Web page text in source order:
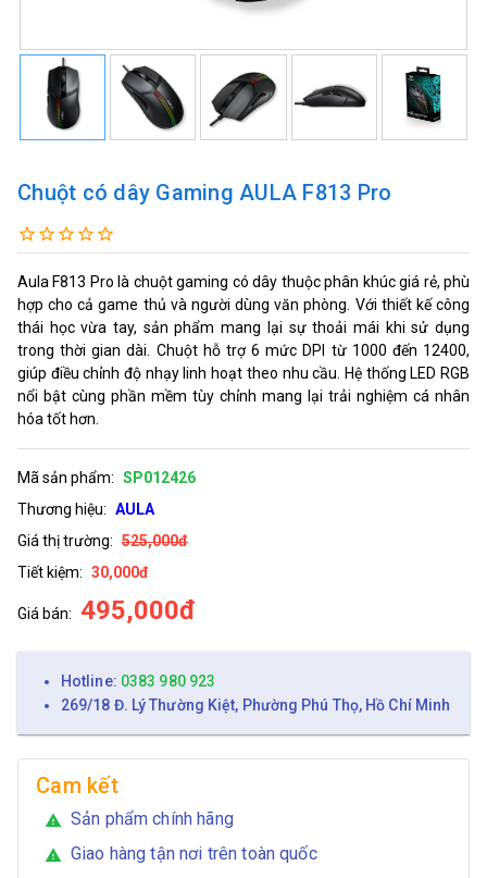
Chuột có dây Gaming AULA F813 Pro
Aula F813 Pro là chuột gaming có dây thuộc phân khúc giá rẻ, phù
hợp cho cả game thủ và người dùng văn phòng. Với thiết kế công
thái học vừa tay, sản phẩm mang lại sự thoải mái khi sử dụng
trong thời gian dài. Chuột hỗ trợ 6 mức DPI từ 1000 đến 12400,
giúp điều chỉnh độ nhạy linh hoạt theo nhu cầu. Hệ thống LED RGB
nổi bật cùng phần mềm tùy chỉnh mang lại trải nghiệm cá nhân
hóa tốt hơn.
Mã sản phẩm: SP012426
Thương hiệu: AULA
Giá thị trường: 525,000đ
Tiết kiệm: 30,000đ
Giá bán: 495,000đ
Hotline: 0383 980 923
269/18 Đ. Lý Thường Kiệt, Phường Phú Thọ, Hồ Chí Minh
Cam kết
warning Sản phẩm chính hãng
warning Giao hàng tận nơi trên toàn quốc